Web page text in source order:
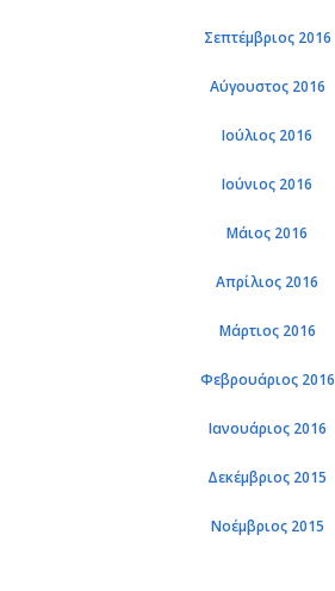
Σε­πτέμ­βριος 2016
Αύ­γου­στος 2016
Ιού­λιος 2016
Ιού­νιος 2016
Μάιος 2016
Απρί­λιος 2016
Μάρ­τιος 2016
Φε­βρουά­ριος 2016
Ια­νουά­ριος 2016
Δε­κέμ­βριος 2015
Νο­έμ­βριος 2015